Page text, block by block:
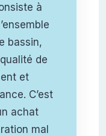
à
bassin,
de
et
C’est
achat
mal